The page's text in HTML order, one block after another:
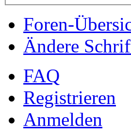
Foren-
Ändere
FAQ
Registrieren
Anmelden